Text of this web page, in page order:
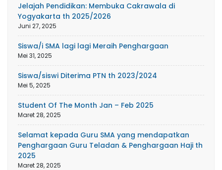
Jelajah Pendidikan: Membuka Cakrawala di
Yogyakarta th 2025/2026
Juni 27, 2025
Siswa/i SMA lagi lagi Meraih Penghargaan
Mei 31, 2025
Siswa/siswi Diterima PTN th 2023/2024
Mei 5, 2025
Student Of The Month Jan – Feb 2025
Maret 28, 2025
Selamat kepada Guru SMA yang mendapatkan
Penghargaan Guru Teladan & Penghargaan Haji th
2025
Maret 28, 2025